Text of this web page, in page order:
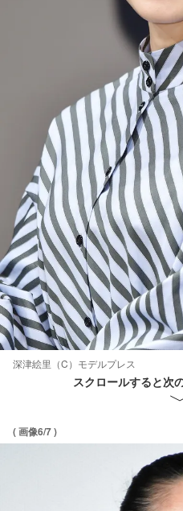
深津絵里（C）モデルプレス
スクロールすると次
( 画像6/7 )